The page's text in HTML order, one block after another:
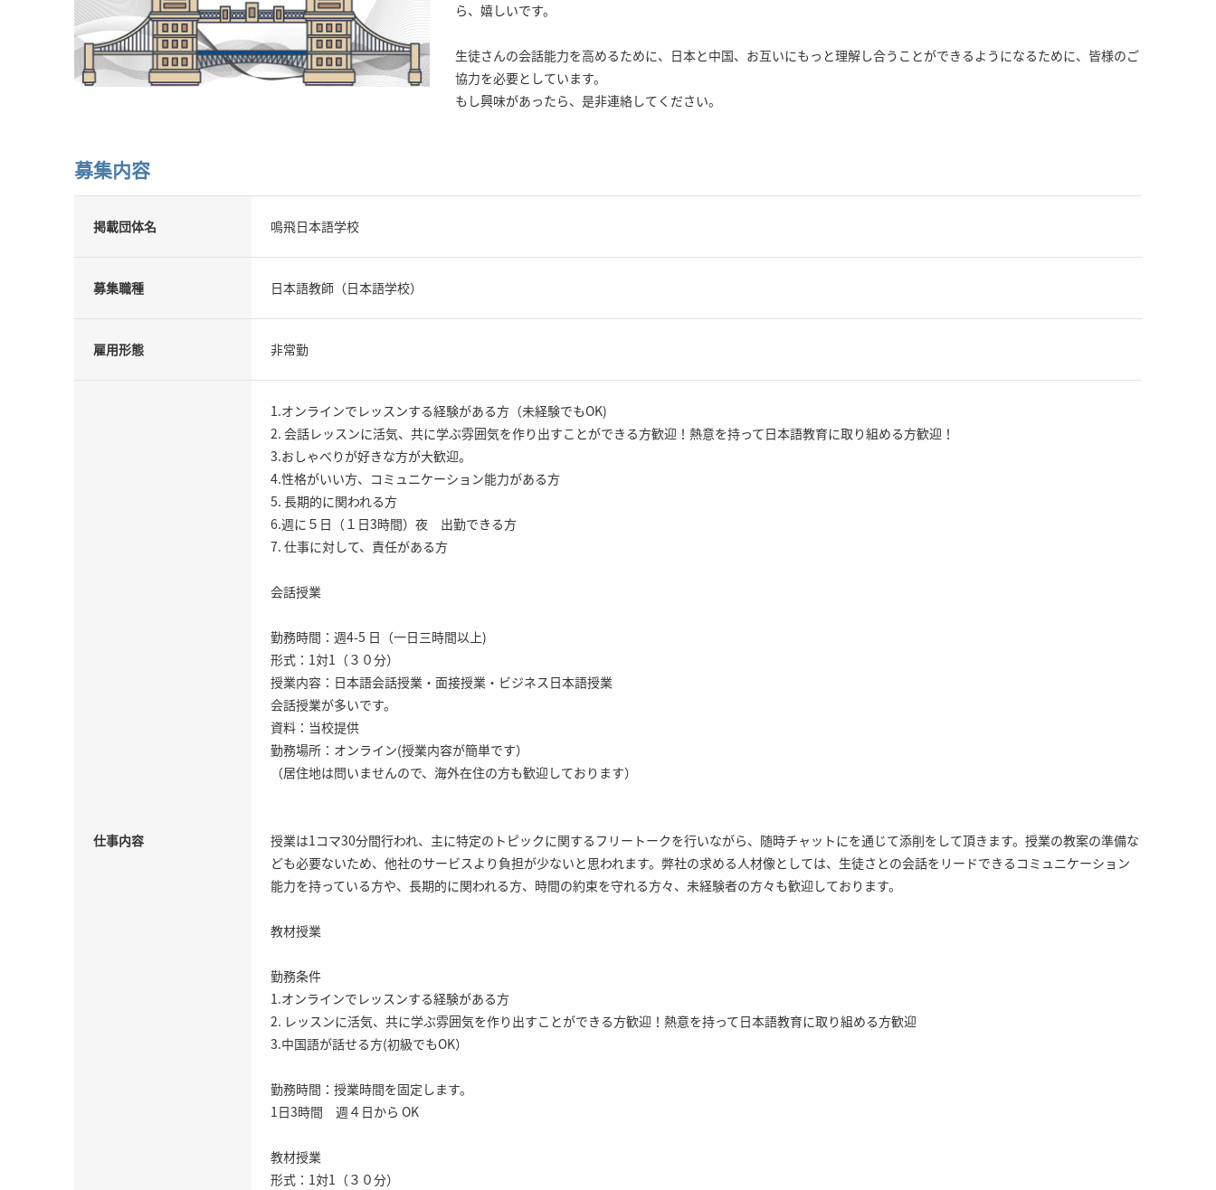
ら、嬉しいです。
生徒さんの会話能力を高めるために、日本と中国、お互いにもっと理解し合うことができるようになるために、皆様のご
協力を必要としています。
もし興味があったら、是非連絡してください。
募集内容
掲載団体名 鳴飛日本語学校
募集職種 日本語教師（日本語学校）
雇用形態 非常勤
仕事内容
1.オンラインでレッスンする経験がある方（未経験でもOK)
2. 会話レッスンに活気、共に学ぶ雰囲気を作り出すことができる方歓迎！熱意を持って日本語教育に取り組める方歓迎！
3.おしゃべりが好きな方が大歓迎。
4.性格がいい方、コミュニケーション能力がある方
5. 長期的に関われる方
6.週に５日（１日3時間）夜 出勤できる方
7. 仕事に対して、責任がある方
会話授業
勤務時間：週4-5 日（一日三時間以上)
形式：1対1（３０分）
授業内容：日本語会話授業・面接授業・ビジネス日本語授業
会話授業が多いです。
資料：当校提供
勤務場所：オンライン(授業内容が簡単です）
（居住地は問いませんので、海外在住の方も歓迎しております）
授業は1コマ30分間行われ、主に特定のトピックに関するフリートークを行いながら、随時チャットにを通じて添削をして頂きます。授業の教案の準備な
ども必要ないため、他社のサービスより負担が少ないと思われます。弊社の求める人材像としては、生徒さとの会話をリードできるコミュニケーション
能力を持っている方や、長期的に関われる方、時間の約束を守れる方々、未経験者の方々も歓迎しております。
教材授業
勤務条件
1.オンラインでレッスンする経験がある方
2. レッスンに活気、共に学ぶ雰囲気を作り出すことができる方歓迎！熱意を持って日本語教育に取り組める方歓迎
3.中国語が話せる方(初級でもOK）
勤務時間：授業時間を固定します。
1日3時間 週４日から OK
教材授業
形式：1対1（３０分）